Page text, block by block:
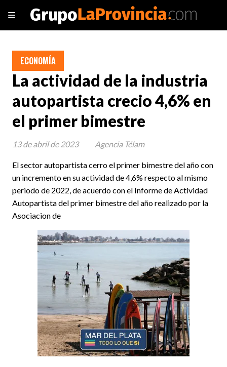
La actividad de la industria
autopartista crecio 4,6% en
el primer bimestre
El sector autopartista cerro el primer bimestre del año con
un incremento en su actividad de 4,6% respecto al mismo
periodo de 2022, de acuerdo con el Informe de Actividad
Autopartista del primer bimestre del año realizado por la
Asociacion de
ECONOMÍA
13 de abril de 2023 Agencia Télam